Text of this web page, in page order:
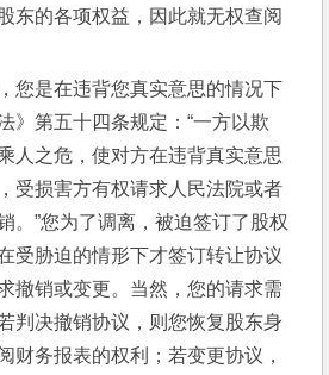
东的各项权益，因此就无权查阅
您是在违背您真实意思的情况下
》第五十四条规定：“一方以欺
人之危，使对方在违背真实意思
受损害方有权请求人民法院或者
。”您为了调离，被迫签订了股权
受胁迫的情形下才签订转让协议
撤销或变更。当然，您的请求需
判决撤销协议，则您恢复股东身
财务报表的权利；若变更协议，